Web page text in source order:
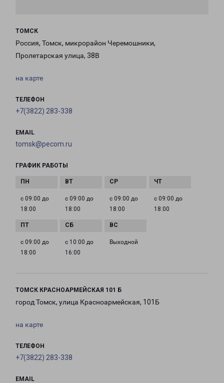
ТОМСК
Россия, Томск, микрорайон Черемошники,
Пролетарская улица, 38В
на карте
ТЕЛЕФОН
+7(3822) 283-338
EMAIL
tomsk@pecom.ru
ГРАФИК РАБОТЫ
с 09:00 до
18:00
с 09:00 до
18:00
с 09:00 до
18:00
с 09:00 до
18:00
с 09:00 до
18:00
с 10:00 до
16:00
Выходной
ТОМСК КРАСНОАРМЕЙСКАЯ 101 Б
город Томск, улица Красноармейская, 101Б
на карте
ТЕЛЕФОН
+7(3822) 283-338
EMAIL